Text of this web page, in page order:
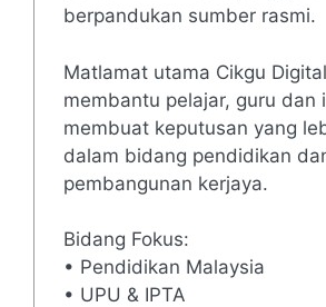
berpandukan sumber rasmi.
Matlamat utama Cikgu
membantu pelajar, guru dan
membuat keputusan yang
dalam bidang pendidikan
pembangunan kerjaya.
Bidang Fokus:
• Pendidikan Malaysia
• UPU & IPTA